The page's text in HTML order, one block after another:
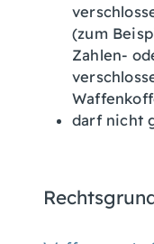
(zum
Zahlen-
darf nicht